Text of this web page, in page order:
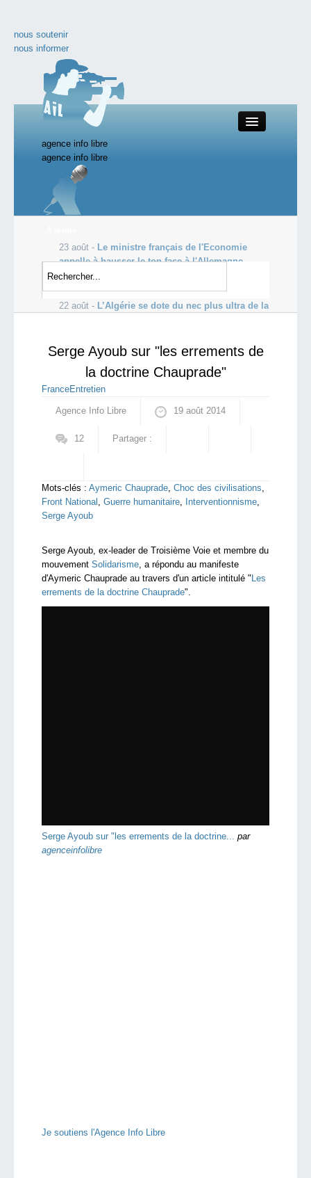
nous soutenir
nous informer
agence info libre
Close
nos productions
toute l'actualité
les vidéos incontournables
agence info libre
23 août - Le ministre français de l'Economie
appelle à hausser le ton face à l'Allemagne...
23 août -Énergie: les chiffres de
l'(in)dépendance
22 août - L’Algérie se dote du nec plus ultra de la
Serge Ayoub sur "les errements de
la doctrine Chauprade"
FranceEntretien
Agence Info Libre 19 août 2014
12 Partager :
Mots-clés : Aymeric Chauprade, Choc des civilisations,
Front National , Guerre humanitaire, Interventionnisme,
Serge Ayoub
Serge Ayoub, ex-leader de Troisième Voie et membre du
mouvement Solidarisme, a répondu au manifeste
d'Aymeric Chauprade au travers d'un article intitulé " Les
errements de la doctrine Chauprade".
Serge Ayoub sur "les errements de la doctrine... par
agenceinfolibre
Je soutiens l'Agence Info Libre